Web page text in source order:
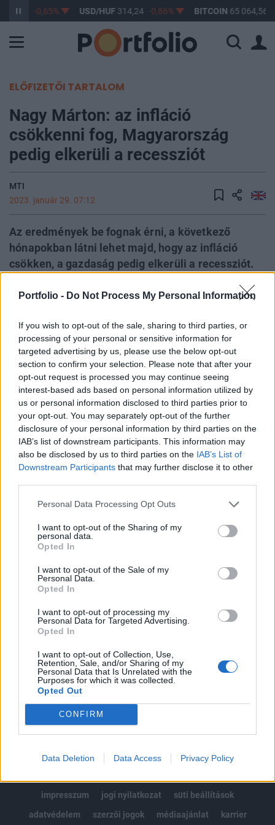
Portfolio - Do Not Process My Personal Information
If you wish to opt-out of the sale, sharing to third parties, or
processing of your personal or sensitive information for
targeted advertising by us, please use the below opt-out
section to confirm your selection. Please note that after your
opt-out request is processed you may continue seeing
interest-based ads based on personal information utilized by
us or personal information disclosed to third parties prior to
your opt-out. You may separately opt-out of the further
disclosure of your personal information by third parties on the
IAB’s list of downstream participants. This information may
also be disclosed by us to third parties on the IAB’s List of
Downstream Participants that may further disclose it to other
Personal Data Processing Opt Outs
I want to opt-out of the Sharing of my
personal data.
Opted In
I want to opt-out of the Sale of my
Personal Data.
Opted In
I want to opt-out of processing my
Personal Data for Targeted Advertising.
Opted In
I want to opt-out of Collection, Use,
Retention, Sale, and/or Sharing of my
Personal Data that Is Unrelated with the
Purposes for which it was collected.
Opted Out
CONFIRM
Data Deletion Data Access Privacy Policy
363,02 -0,65% USD/HUF314,24 -0,86% BITCOIN 65 064,56
ELŐFIZETŐI TARTALOM
Nagy Márton: az infláció
csökkenni fog, Magyarország
pedig elkerüli a recessziót
MTI
2023. január 29. 07:12
Az eredmények be fognak érni, a következő
hónapokban látni lehet majd, hogy az infláció
csökken, a gazdaság pedig elkerüli a recessziót.
fölött nőhet a gazdaság - jelentette ki Nagy
rádió Vasárnapi újság című műsorában
A miniszter kiemelte, hogy a magas energiaárak már
csökkentek, bár a koronavírus-válság előtti szinthez képest
még magasak, de konszolidálódtak. A kamatok továbbra is
magas szinten vannak, de ha az infláció csökken, akkor a
jegybank is fordulatot vehet, elkezdheti óvatosan
csökkenteni a kamatokat - mutatott rá. Kifejtette: az
infláció januárban valószínűleg még "benéz" 25...
KEDVES OLVASÓNK!
A keresett cikk a portfolio.hu hírarchívumához
regisztrációhoz kötött.
Portfolio.hu teljes cikkarchívum
Kötéslisták: BÉT elmúlt 2 év napon belüli
MÁR ELŐFIZETŐNK VAGY?BEJELENTKEZÉS
impresszum
jogi nyilatkozat
süti beállítások
adatvédelem
szerzői jogok médiaajánlat karrier